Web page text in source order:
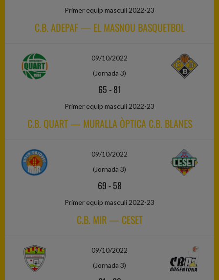
Primer equip masculí 2022-23
C.B. ADEPAF — EL MASNOU BASQUETBOL
09/10/2022
(Jornada 3)
65-81
Primer equip masculí 2022-23
C.B. QUART — MURALLA ÒPTICA C.B. BLANES
09/10/2022
(Jornada 3)
69-58
Primer equip masculí 2022-23
C.B. MIR — CESET
09/10/2022
(Jornada 3)